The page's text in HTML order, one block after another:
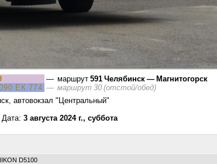
— маршрут 591 Челябинск — Магнитогорск
ЕК 774 — маршрут 30 (отстой/обед)
автовокзал "Центральный"
3 августа 2024 г., суббота
D5100